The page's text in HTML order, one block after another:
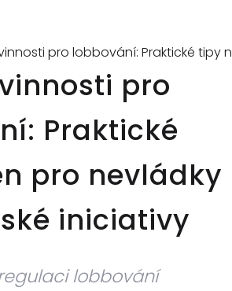
pro lobbování: Praktické tipy
pro
Praktické
pro nevládky
iniciativy
lobbování